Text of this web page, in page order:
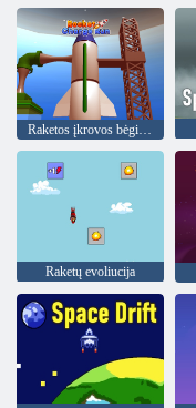
Raketos įkrovos bėgimas
Raketų evoliucija